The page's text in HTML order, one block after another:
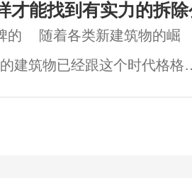
工组织设计须制定有序的施
措施。在南京拆除公司的施工
才能找到有实力的拆
的 随着各类新建筑物的崛
建筑物已经跟这个时代格格
需要找一家有口碑的南京拆